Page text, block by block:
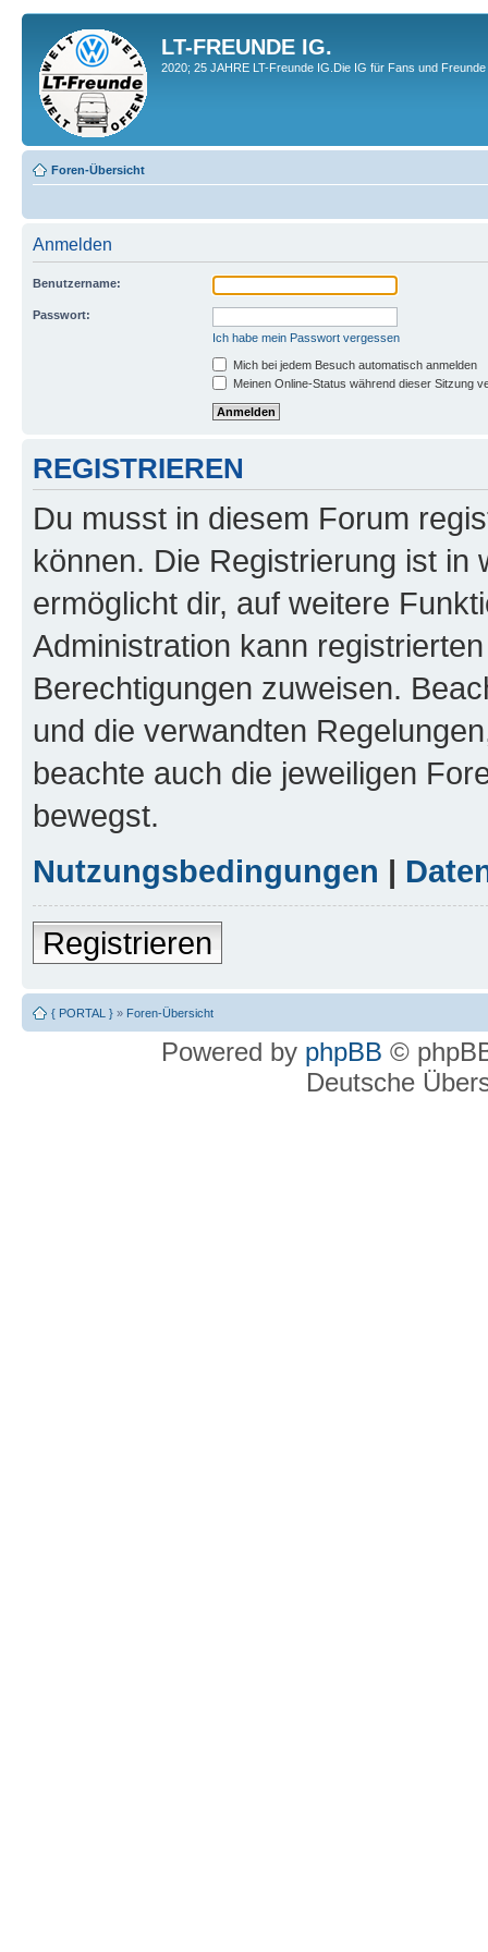
LT-FREUNDE IG.
2020; 25 JAHRE LT-Freunde IG.Die IG für Fans und
Foren-Übersicht
Anmelden
Benutzername:
Passwort:
Ich habe mein Passwort vergessen
Mich bei jedem Besuch automatisch anmelden
Meinen Online-Status während dieser Sitzung
REGISTRIEREN
Du musst in diesem Forum
können. Die Registrierung ist in
ermöglicht dir, auf weitere
Administration kann
Berechtigungen zuweisen.
und die verwandten
beachte auch die jeweiligen
bewegst.
Nutzungsbedingungen |
Registrieren
{ PORTAL } » Foren-Übersicht
Powered by phpBB ©
Deutsche